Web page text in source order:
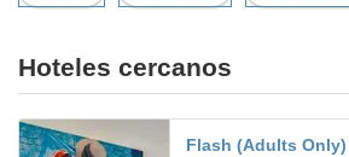
Hoteles cercanos
Flash (Adults Only)